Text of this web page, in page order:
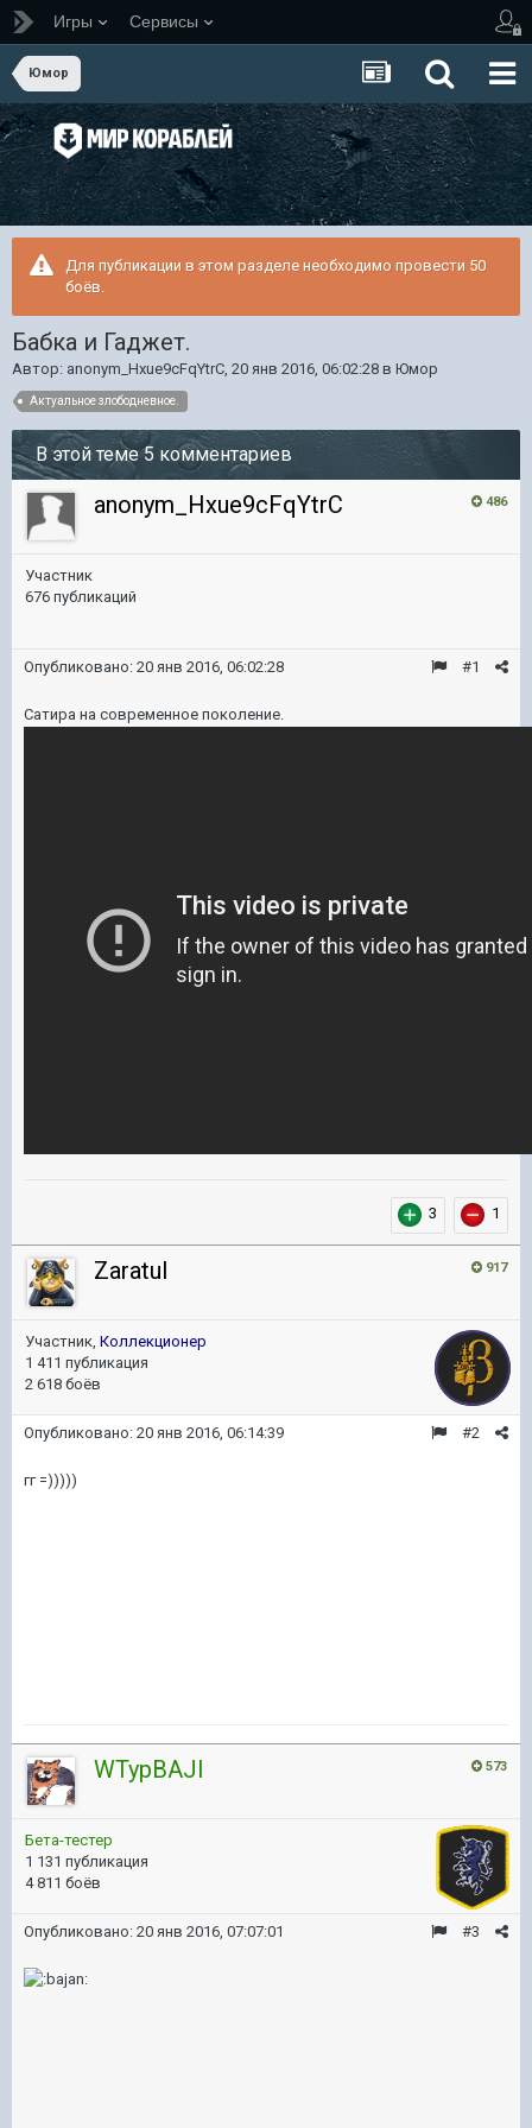
Игры Сервисы
Юмор
Для публикации в этом разделе необходимо провести 50
боёв.
Бабка и Гаджет.
Автор: anonym_Hxue9cFqYtrC, 20 янв 2016, 06:02:28 в Юмор
Актуальное злободневное.
В этой теме 5 комментариев
486
anonym_Hxue9cFqYtrC
Участник
676 публикаций
#1
Опубликовано: 20 янв 2016, 06:02:28
Сатира на современное поколение.
3 1
917
ZaratuI
Участник, Коллекционер
1 411 публикация
2 618 боёв
#2
Опубликовано: 20 янв 2016, 06:14:39
гг =)))))
573
WTypBAJI
Бета-тестер
1 131 публикация
4 811 боёв
#3
Опубликовано: 20 янв 2016, 07:07:01